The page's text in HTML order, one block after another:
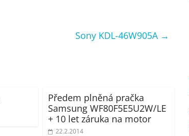
Sony KDL-46W905A →
Předem plněná pračka
Samsung WF80F5E5U2W/LE
+ 10 let záruka na motor
22.2.2014